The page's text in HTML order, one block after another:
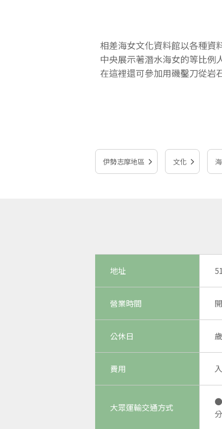
相差海女文化資料館以各種資
中央展示著潛水海女的等比例
在這裡還可參加用磯鑿刀從岩
伊勢志摩地區 文化
地址
營業時間
公休日
費用
大眾運輸交通方式
●